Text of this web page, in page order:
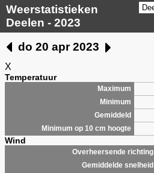
Weerstatistieken
Deelen - 2023
do 20 apr 2023
X
Temperatuur
Maximum
Minimum
Gemiddeld
Minimum op 10 cm hoogte
Wind
Overheersende richting
Gemiddelde snelheid